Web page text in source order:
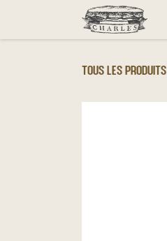
Se rendre au contenu
Tous les produits